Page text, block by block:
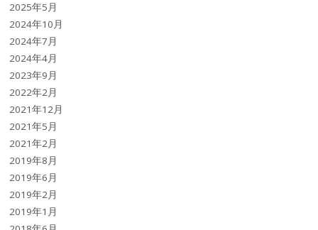
2025年5月
2024年10月
2024年7月
2024年4月
2023年9月
2022年2月
2021年12月
2021年5月
2021年2月
2019年8月
2019年6月
2019年2月
2019年1月